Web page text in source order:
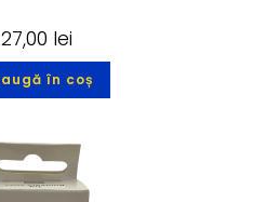
27,00 lei
în coș